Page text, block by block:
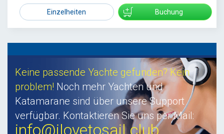
Einzelheiten Buchung
Keine passende Yachte gefunden? Kein
problem! Noch mehr Yachten und
Katamarane sind über unsere Support
verfügbar. Kontaktieren Sie uns per Mail:
info@ilovetosail.club